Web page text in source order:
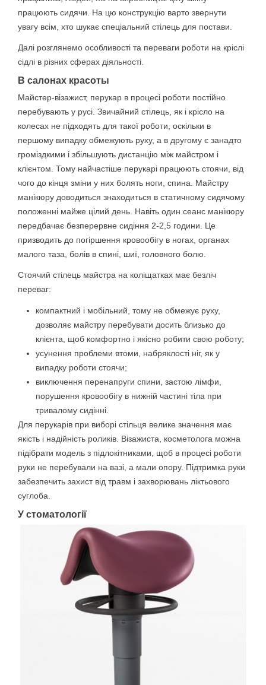
працюють сидячи. На цю конструкцію варто звернути
увагу всім, хто шукає спеціальний стілець для постави.
Далі розглянемо особливості та переваги роботи на кріслі
сідлі в різних сферах діяльності.
В салонах красоты
Майстер-візажист, перукар в процесі роботи постійно
перебувають у русі. Звичайний стілець, як і крісло на
колесах не підходять для такої роботи, оскільки в
першому випадку обмежують руху, а в другому є занадто
громіздкими і збільшують дистанцію між майстром і
клієнтом. Тому найчастіше перукарі працюють стоячи, від
чого до кінця зміни у них болять ноги, спина. Майстру
манікюру доводиться знаходиться в статичному сидячому
положенні майже цілий день. Навіть один сеанс манікюру
передбачає безперервне сидіння 2-2,5 години. Це
призводить до погіршення кровообігу в ногах, органах
малого таза, болів в спині, шиї, головного болю.
Стоячий стілець майстра на коліщатках має безліч
переваг:
компактний і мобільний, тому не обмежує руху,
дозволяє майстру перебувати досить близько до
клієнта, щоб комфортно і якісно робити свою роботу;
усунення проблеми втоми, набряклості ніг, як у
випадку роботи стоячи;
виключення перенапруги спини, застою лімфи,
порушення кровообігу в нижній частині тіла при
тривалому сидінні.
Для перукарів при виборі стільця велике значення має
якість і надійність роликів. Візажиста, косметолога можна
підібрати модель з підлокітниками, щоб в процесі роботи
руки не перебували на вазі, а мали опору. Підтримка руки
забезпечить захист від травм і захворювань ліктьового
суглоба.
У стоматології